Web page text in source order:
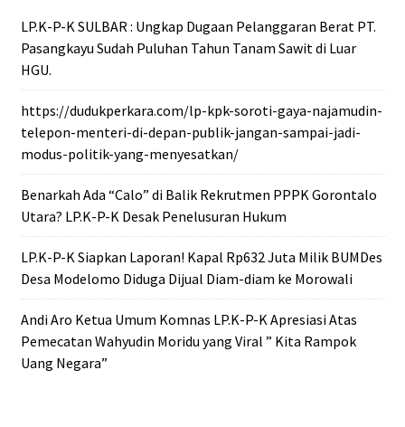
LP.K-P-K SULBAR : Ungkap Dugaan Pelanggaran Berat PT.
Pasangkayu Sudah Puluhan Tahun Tanam Sawit di Luar
HGU.
https://dudukperkara.com/lp-kpk-soroti-gaya-najamudin-
telepon-menteri-di-depan-publik-jangan-sampai-jadi-
modus-politik-yang-menyesatkan/
Benarkah Ada “Calo” di Balik Rekrutmen PPPK Gorontalo
Utara? LP.K-P-K Desak Penelusuran Hukum
LP.K-P-K Siapkan Laporan! Kapal Rp632 Juta Milik BUMDes
Desa Modelomo Diduga Dijual Diam-diam ke Morowali
Andi Aro Ketua Umum Komnas LP.K-P-K Apresiasi Atas
Pemecatan Wahyudin Moridu yang Viral ” Kita Rampok
Uang Negara”